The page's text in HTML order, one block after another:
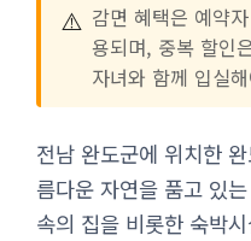
⚠️ 감면 혜택은 예약
용되며, 중복 할인
자녀와 함께 입실
전남 완도군에 위치한
름다운 자연을 품고 있
속의 집을 비롯한 숙박